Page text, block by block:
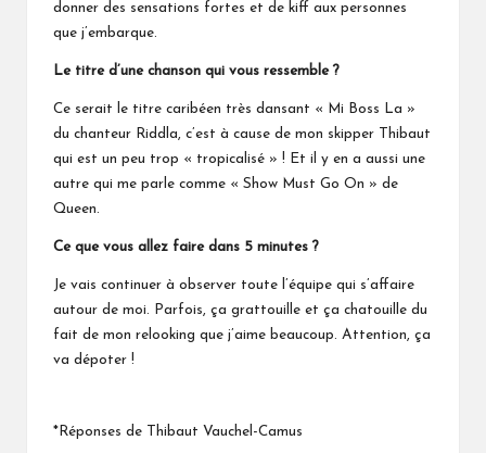
donner des sensations fortes et de kiff aux personnes
que j’embarque.
Le titre d’une chanson qui vous ressemble ?
Ce serait le titre caribéen très dansant « Mi Boss La »
du chanteur Riddla, c’est à cause de mon skipper Thibaut
qui est un peu trop « tropicalisé » ! Et il y en a aussi une
autre qui me parle comme « Show Must Go On » de
Queen.
Ce que vous allez faire dans 5 minutes ?
Je vais continuer à observer toute l’équipe qui s’affaire
autour de moi. Parfois, ça grattouille et ça chatouille du
fait de mon relooking que j’aime beaucoup. Attention, ça
va dépoter !
*Réponses de Thibaut Vauchel-Camus